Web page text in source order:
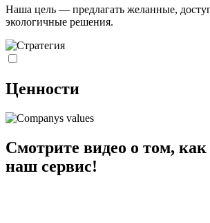
Наша цель — предлагать желанные,
экологичные решения.
Ценности
Смотрите видео о том, как
наш сервис!